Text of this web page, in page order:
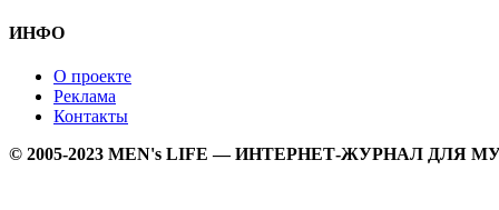
ИНФО
О проекте
Реклама
Контакты
© 2005-2023 MEN's LIFE — ИНТЕРНЕТ-ЖУРНАЛ ДЛЯ